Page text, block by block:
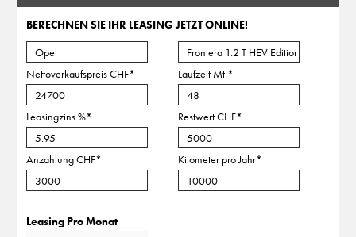
BERECHNEN SIE IHR LEASING JETZT ONLINE!
Nettoverkaufspreis CHF* Laufzeit Mt.*
Leasingzins %* Restwert CHF*
Anzahlung CHF* Kilometer pro Jahr*
Leasing Pro Monat